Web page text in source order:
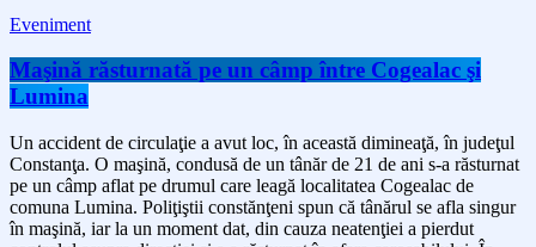
Eveniment
Maşină răsturnată pe un câmp între Cogealac şi
Lumina
Un accident de circulaţie a avut loc, în această dimineaţă, în judeţul
Constanţa. O maşină, condusă de un tânăr de 21 de ani s-a răsturnat
pe un câmp aflat pe drumul care leagă localitatea Cogealac de
comuna Lumina. Poliţiştii constănţeni spun că tânărul se afla singur
în maşină, iar la un moment dat, din cauza neatenţiei a pierdut